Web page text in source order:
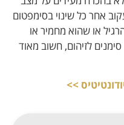
אחר כל שינוי בסימפטום
או שהוא מחמיר או
לזיהום, חשוב מאוד
>>